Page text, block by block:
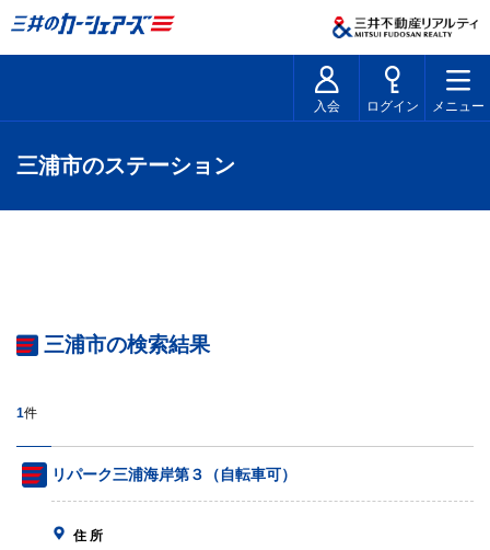
入会 ログイン メニュー
三浦市のステーション
三浦市の検索結果
1件
リパーク三浦海岸第３（自転車可）
住 所